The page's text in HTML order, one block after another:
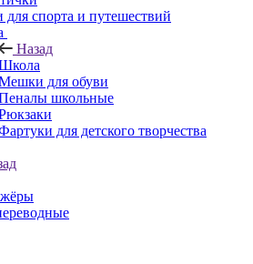
спорта и путешествий
Назад
для обуви
школьные
для детского творчества